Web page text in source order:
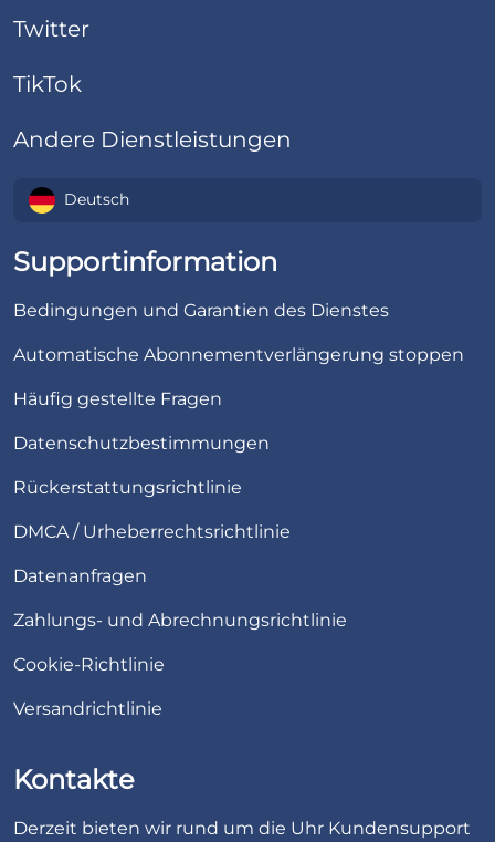
Twitter
TikTok
Andere Dienstleistungen
Deutsch
Supportinformation
Bedingungen und Garantien des Dienstes
Automatische Abonnementverlängerung stoppen
Häufig gestellte Fragen
Datenschutzbestimmungen
Rückerstattungsrichtlinie
DMCA / Urheberrechtsrichtlinie
Datenanfragen
Zahlungs- und Abrechnungsrichtlinie
Cookie-Richtlinie
Versandrichtlinie
Kontakte
Derzeit bieten wir rund um die Uhr Kundensupport